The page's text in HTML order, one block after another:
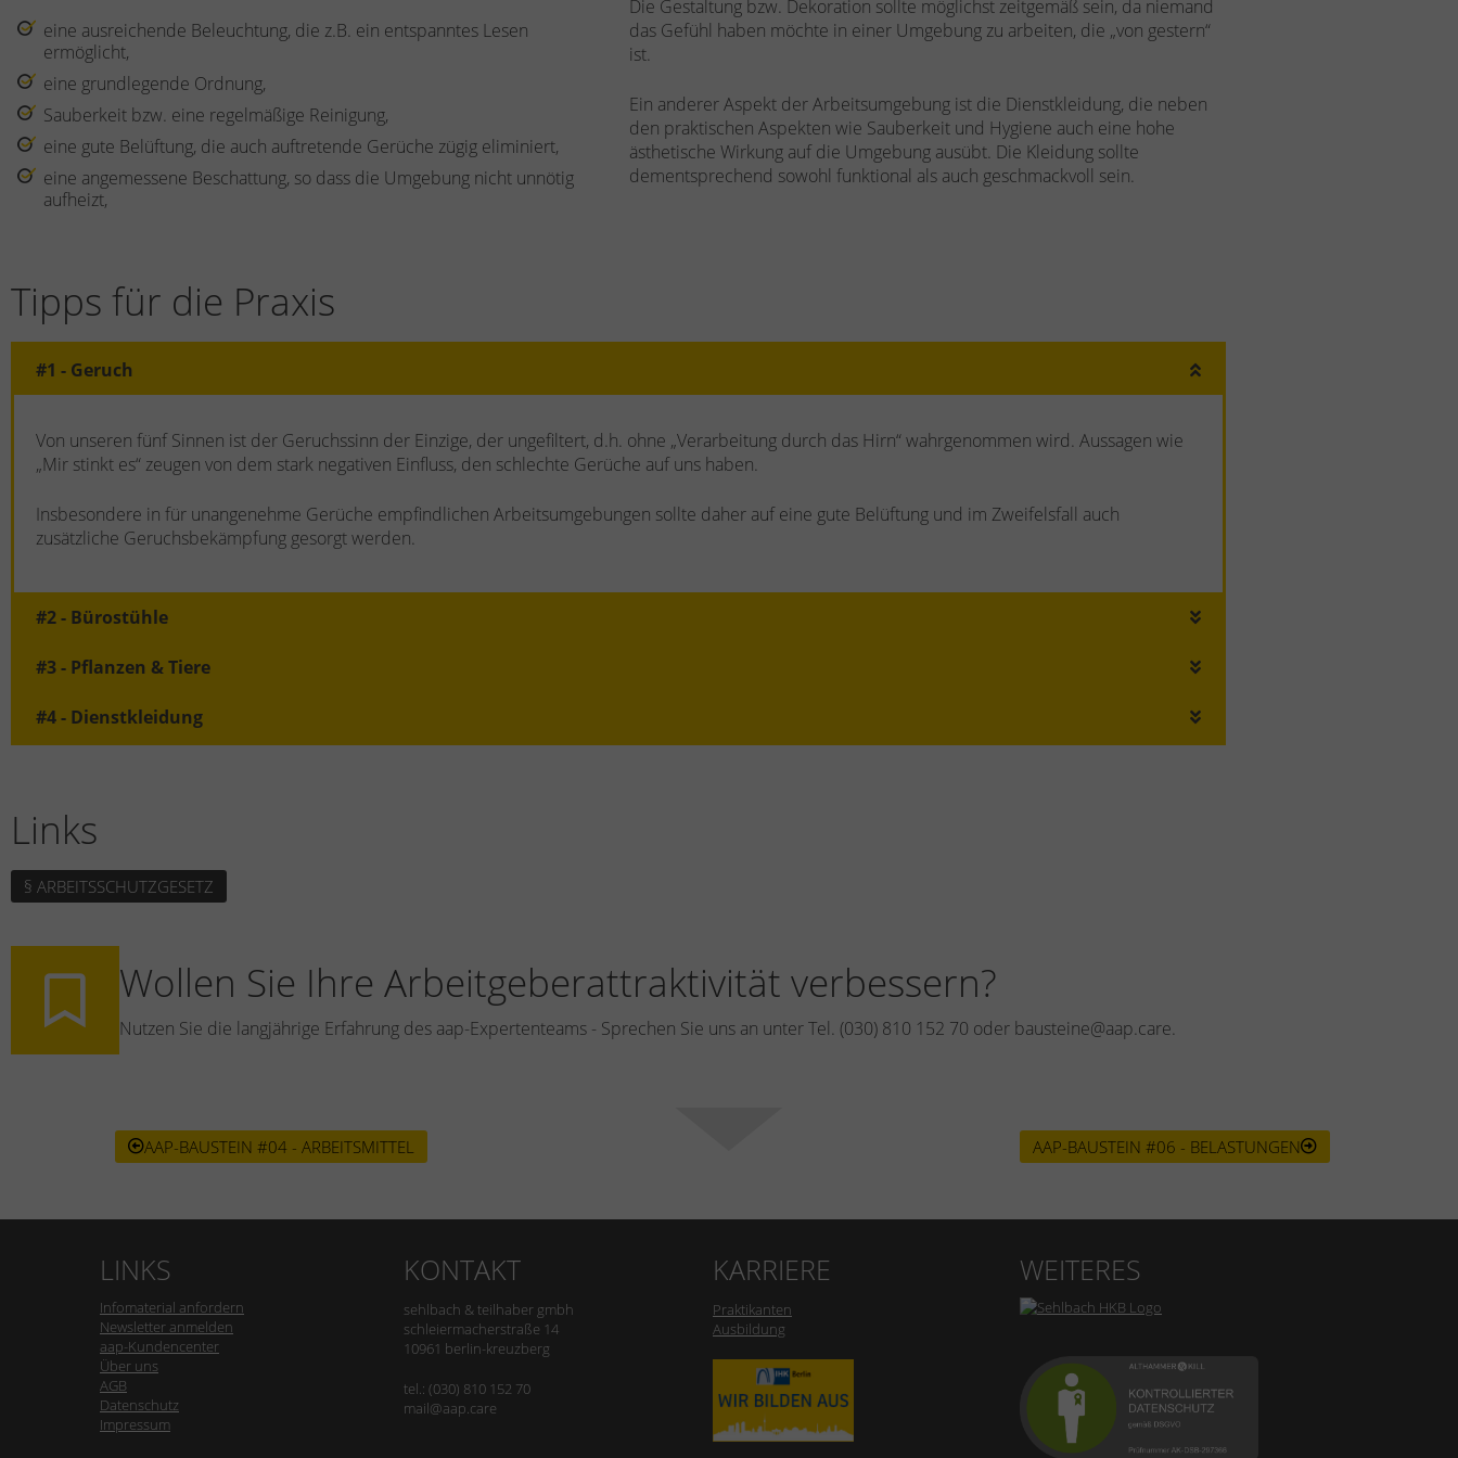
eine ausreichende Beleuchtung, die z.B. ein entspanntes Lesen
ermöglicht,
eine grundlegende Ordnung,
Sauberkeit bzw. eine regelmäßige Reinigung,
eine gute Belüftung, die auch auftretende Gerüche zügig eliminiert,
eine angemessene Beschattung, so dass die Umgebung nicht unnötig
aufheizt,
Die Gestaltung bzw. Dekoration sollte möglichst zeitgemäß sein, da niemand
das Gefühl haben möchte in einer Umgebung zu arbeiten, die „von gestern“
ist.
Ein anderer Aspekt der Arbeitsumgebung ist die Dienstkleidung, die neben
den praktischen Aspekten wie Sauberkeit und Hygiene auch eine hohe
ästhetische Wirkung auf die Umgebung ausübt. Die Kleidung sollte
dementsprechend sowohl funktional als auch geschmackvoll sein.
Tipps für die Praxis
#1 - Geruch
Von unseren fünf Sinnen ist der Geruchssinn der Einzige, der ungefiltert, d.h. ohne „Verarbeitung durch das Hirn“ wahrgenommen wird. Aussagen wie
„Mir stinkt es“ zeugen von dem stark negativen Einfluss, den schlechte Gerüche auf uns haben.
Insbesondere in für unangenehme Gerüche empfindlichen Arbeitsumgebungen sollte daher auf eine gute Belüftung und im Zweifelsfall auch
zusätzliche Geruchsbekämpfung gesorgt werden.
#2 - Bürostühle
#3 - Pflanzen & Tiere
#4 - Dienstkleidung
Links
§ ARBEITSSCHUTZGESETZ
Wollen Sie Ihre Arbeitgeberattraktivität verbessern?
Nutzen Sie die langjährige Erfahrung des aap-Expertenteams - Sprechen Sie uns an unter Tel. (030) 810 152 70 oder bausteine@aap.care.
AAP-BAUSTEIN #04 - ARBEITSMITTEL AAP-BAUSTEIN #06 - BELASTUNGEN
LINKS
Infomaterial anfordern
Newsletter anmelden
aap-Kundencenter
Über uns
AGB
Datenschutz
Impressum
KONTAKT
sehlbach & teilhaber gmbh
schleiermacherstraße 14
10961 berlin-kreuzberg
tel.: (030) 810 152 70
mail@aap.care
KARRIERE
Praktikanten
Ausbildung
WEITERES